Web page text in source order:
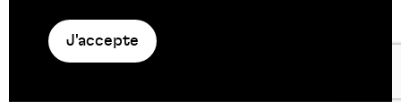
Politique en matière de cookies
J'accepte